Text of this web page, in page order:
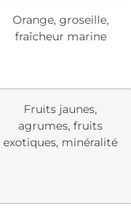
Orange, groseille,
fraîcheur marine
Fruits jaunes,
agrumes, fruits
exotiques, minéralité